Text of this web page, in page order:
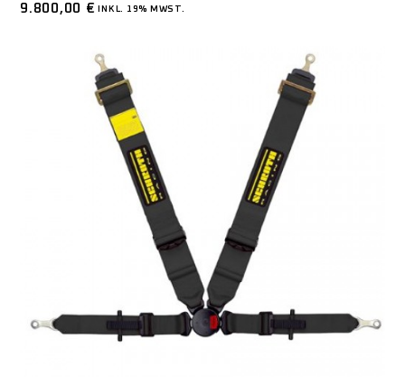
9.800,00 € INKL. 19% MWST.